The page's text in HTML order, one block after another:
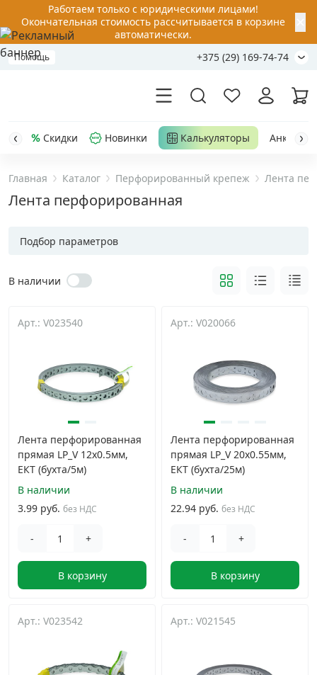
Работаем только с юридическими лицами!
Окончательная стоимость рассчитывается в корзине
автоматически.
Помощь +375 (29) 169-74-74
Акции
Кабельный крепеж ›
Строительный инструмент и инвентарь
Заклепки ›
Химический крепеж
Гвозди и скобы
Хомуты и шуруп-шпильки
Шурупы и саморезы
Грузовой крепеж
Скидки Новинки Калькуляторы Анкер-
Главная Каталог Перфорированный крепеж Лента
Лента перфорированная
Подбор параметров
В наличии
Арт.: V023540
Лента перфорированная
прямая LP_V 12x0.5мм,
ЕКТ (бухта/5м)
В наличии
3.99 руб. без НДС
- +
В корзину
Арт.: V020066
Лента перфорированная
прямая LP_V 20x0.55мм,
ЕКТ (бухта/25м)
В наличии
22.94 руб. без НДС
- +
В корзину
Арт.: V023542 Арт.: V021545